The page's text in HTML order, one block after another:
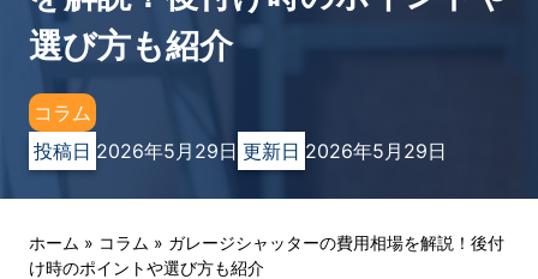
選び方も紹介
コラム
投稿日 2026年5月29日 更新日 2026年5月29日
ホーム » コラム » ガレージシャッターの費用相場を解説！後付
け時のポイントや選び方も紹介